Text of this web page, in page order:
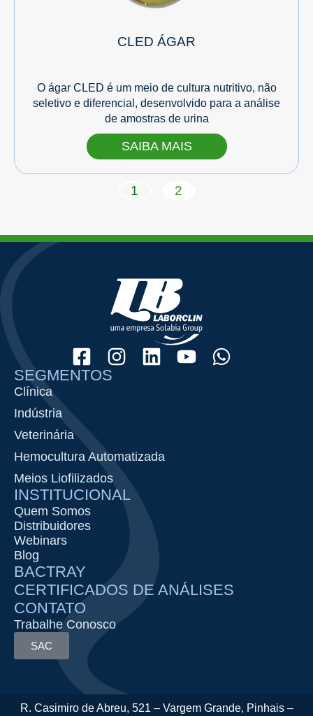
CLED ÁGAR
O ágar CLED é um meio de cultura nutritivo, não
seletivo e diferencial, desenvolvido para a análise
de amostras de urina
SAIBA MAIS
1 2
SEGMENTOS
Clínica
Indústria
Veterinária
Hemocultura Automatizada
Meios Liofilizados
INSTITUCIONAL
Quem Somos
Distribuidores
Webinars
Blog
BACTRAY
CERTIFICADOS DE ANÁLISES
CONTATO
Trabalhe Conosco
SAC
R. Casimiro de Abreu, 521 – Vargem Grande, Pinhais –